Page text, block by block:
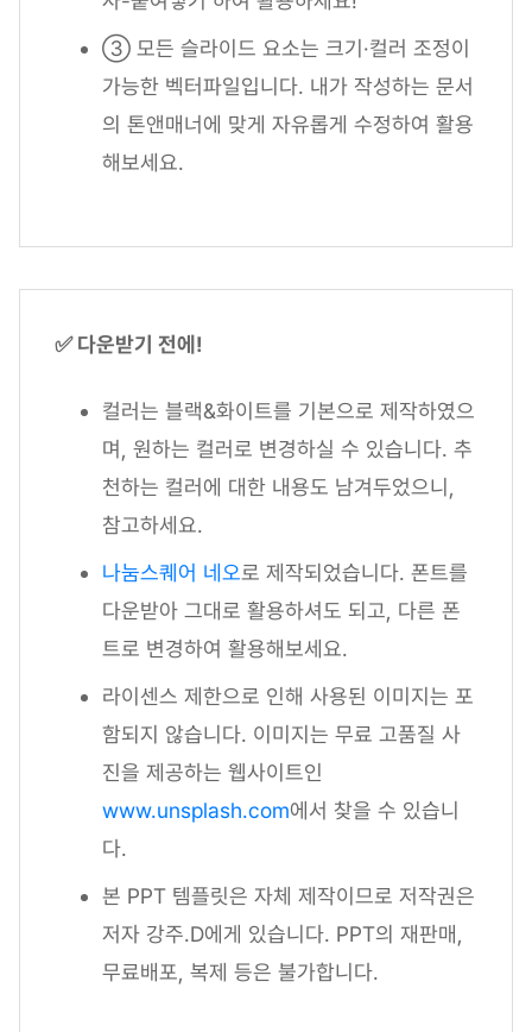
③ 모든 슬라이드 요소는 크기·컬러 조정이
가능한 벡터파일입니다. 내가 작성하는 문서
의 톤앤매너에 맞게 자유롭게 수정하여 활용
해보세요.
✅ 다운받기 전에!
컬러는 블랙&화이트를 기본으로 제작하였으
며, 원하는 컬러로 변경하실 수 있습니다. 추
천하는 컬러에 대한 내용도 남겨두었으니,
참고하세요.
나눔스퀘어 네오로 제작되었습니다. 폰트를
다운받아 그대로 활용하셔도 되고, 다른 폰
트로 변경하여 활용해보세요.
라이센스 제한으로 인해 사용된 이미지는 포
함되지 않습니다. 이미지는 무료 고품질 사
진을 제공하는 웹사이트인
www.unsplash.com에서 찾을 수 있습니
다.
본 PPT 템플릿은 자체 제작이므로 저작권은
저자 강주.D에게 있습니다. PPT의 재판매,
무료배포, 복제 등은 불가합니다.